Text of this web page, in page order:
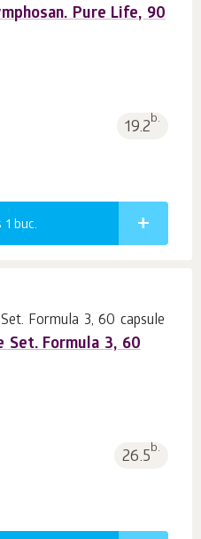
Pure Life, 90
19.2b.
1 buc.
Set. Formula 3, 60
26.5b.